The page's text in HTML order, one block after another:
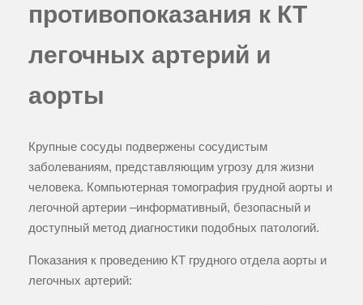
противопоказания к КТ
легочных артерий и
аорты
Крупные сосуды подвержены сосудистым
заболеваниям, представляющим угрозу для жизни
человека. Компьютерная томография грудной аорты и
легочной артерии –информативный, безопасный и
доступный метод диагностики подобных патологий.
Показания к проведению КТ грудного отдела аорты и
легочных артерий: